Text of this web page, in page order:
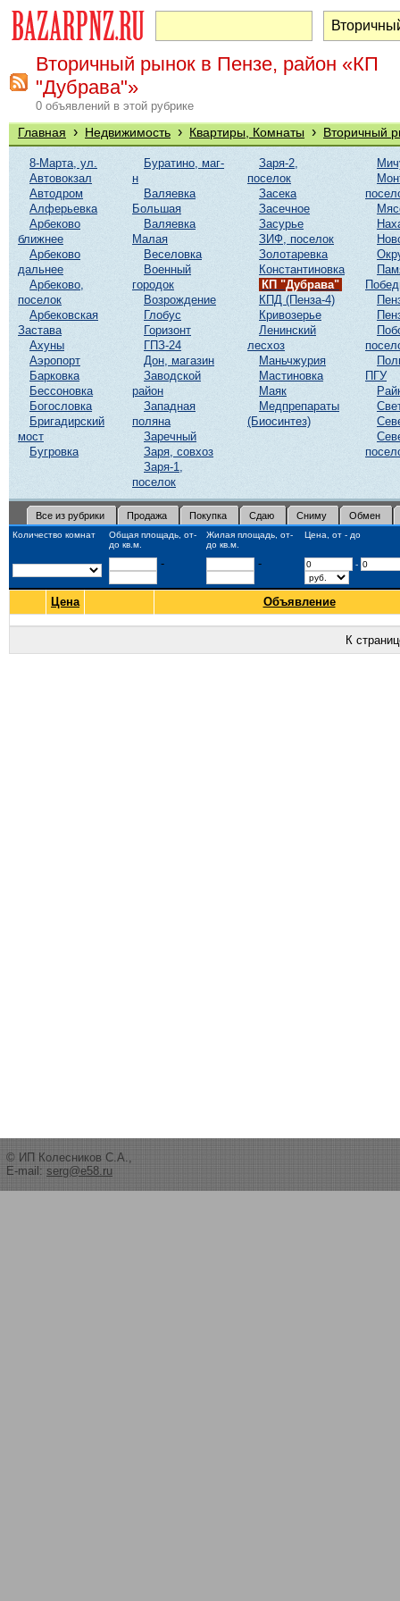
Вторичный рынок в Пензе, район «КП
"Дубрава"»
0 объявлений в этой рубрике
Главная › Недвижимость › Квартиры, Комнаты › Вторичный
8-Марта, ул.
Автовокзал
Автодром
Алферьевка
Арбеково
ближнее
Арбеково
дальнее
Арбеково,
поселок
Арбековская
Застава
Ахуны
Аэропорт
Барковка
Бессоновка
Богословка
Бригадирский
мост
Бугровка
Буратино, маг-
н
Валяевка
Большая
Валяевка
Малая
Веселовка
Военный
городок
Возрождение
Глобус
Горизонт
ГПЗ-24
Дон, магазин
Заводской
район
Западная
поляна
Заречный
Заря, совхоз
Заря-1,
поселок
Заря-2,
поселок
Засека
Засечное
Засурье
ЗИФ, поселок
Золотаревка
Константиновка
КП "Дубрава"
КПД (Пенза-4)
Кривозерье
Ленинский
лесхоз
Маньчжурия
Мастиновка
Маяк
Медпрепараты
(Биосинтез)
ПГУ
Все из рубрики Продажа Покупка Сдаю Сниму Обмен
Количество комнат
Общая площадь, от-
до кв.м.
Жилая площадь, от-
до кв.м.
Цена, от - до
- - -
Цена Объявление
К
© ИП Колесников С.А.,
E-mail: serg@e58.ru